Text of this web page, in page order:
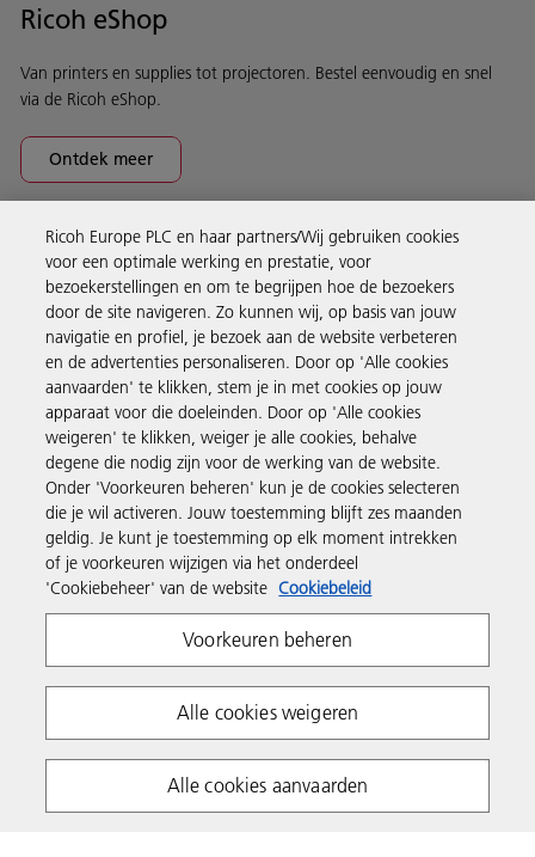
Ricoh eShop
Van printers en supplies tot projectoren. Bestel eenvoudig en snel
via de Ricoh eShop.
Ontdek meer
Business Solutions
Producten en services
Support en contact
Inspiratie
Volg Ricoh
Privacyverklaring
Algemene voorwaarden
Algemene voorwaarden website
Copyright 2026 Ricoh. All rights reserved.
Ricoh Europe PLC en haar partners/Wij gebruiken cookies
voor een optimale werking en prestatie, voor
bezoekerstellingen en om te begrijpen hoe de bezoekers
door de site navigeren. Zo kunnen wij, op basis van jouw
navigatie en profiel, je bezoek aan de website verbeteren
en de advertenties personaliseren. Door op 'Alle cookies
aanvaarden' te klikken, stem je in met cookies op jouw
apparaat voor die doeleinden. Door op 'Alle cookies
weigeren' te klikken, weiger je alle cookies, behalve
degene die nodig zijn voor de werking van de website.
Onder 'Voorkeuren beheren' kun je de cookies selecteren
die je wil activeren. Jouw toestemming blijft zes maanden
geldig. Je kunt je toestemming op elk moment intrekken
of je voorkeuren wijzigen via het onderdeel
'Cookiebeheer' van de website Cookiebeleid
Voorkeuren beheren
Alle cookies weigeren
Alle cookies aanvaarden